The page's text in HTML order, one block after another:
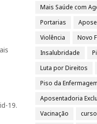
19.
Mais Saúde com
Portarias
Violência
Novo
Insalubridade
Luta por Direitos
Piso da
Aposentadoria
Vacinação